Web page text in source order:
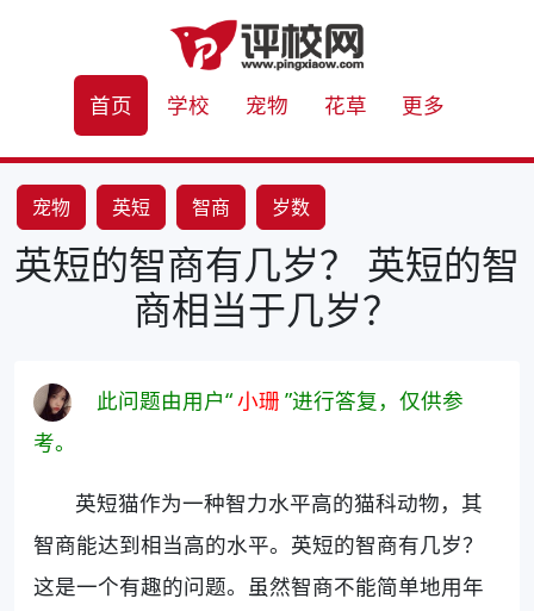
首页 学校 宠物 花草 更多
宠物 英短 智商 岁数
英短的智商有几岁？ 英短的智
商相当于几岁？
此问题由用户“小珊 ”进行答复，仅供参
考。
英短猫作为一种智力水平高的猫科动物，其
智商能达到相当高的水平。英短的智商有几岁？
这是一个有趣的问题。虽然智商不能简单地用年